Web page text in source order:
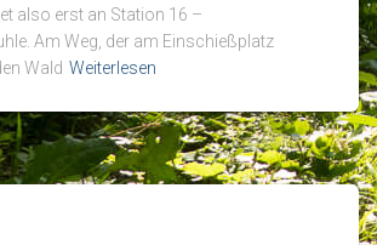
also erst an Station 16 –
Am Weg, der am Einschießplatz
Wald Weiterlesen